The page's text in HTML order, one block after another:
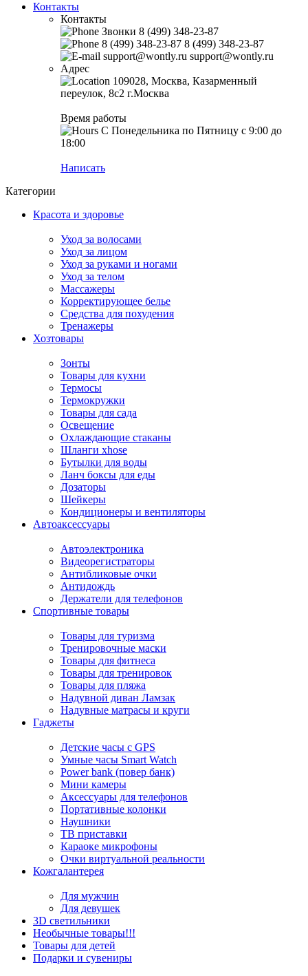
Контакты
Контакты
Звонки 8 (499) 348-23-87
8 (499) 348-23-87 8 (499) 348-23-87
support@wontly.ru support@wontly.ru
Адрес
109028, Москва, Казарменный
переулок, 8с2 г.Москва
Время работы
С Понедельника по Пятницу с 9:00 до
18:00
Написать
Категории
Красота и здоровье
Уход за волосами
Уход за лицом
Уход за руками и ногами
Уход за телом
Массажеры
Корректирующее белье
Средства для похудения
Тренажеры
Хозтовары
Зонты
Товары для кухни
Термосы
Термокружки
Товары для сада
Освещение
Охлаждающие стаканы
Шланги xhose
Бутылки для воды
Ланч боксы для еды
Дозаторы
Шейкеры
Кондиционеры и вентиляторы
Автоаксессуары
Автоэлектроника
Видеорегистраторы
Антибликовые очки
Антидождь
Держатели для телефонов
Спортивные товары
Товары для туризма
Тренировочные маски
Товары для фитнеса
Товары для тренировок
Товары для пляжа
Надувной диван Ламзак
Надувные матрасы и круги
Гаджеты
Детские часы с GPS
Умные часы Smart Watch
Power bank (повер банк)
Мини камеры
Аксессуары для телефонов
Портативные колонки
Наушники
ТВ приставки
Караоке микрофоны
Очки виртуальной реальности
Кожгалантерея
Для мужчин
Для девушек
3D светильники
Необычные товары!!!
Товары для детей
Подарки и сувениры